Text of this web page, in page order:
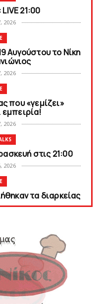
21:00
2026
Αυγούστου το Νίκη
2026
που «γεμίζει»
εμπειρία!
2026
στις 21:00
2026
τα διαρκείας
2
2026
στο
του Bόλου